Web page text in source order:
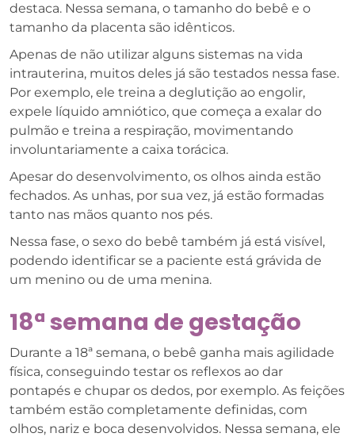
destaca. Nessa semana, o tamanho do bebê e o
tamanho da placenta são idênticos.
Apenas de não utilizar alguns sistemas na vida
intrauterina, muitos deles já são testados nessa fase.
Por exemplo, ele treina a deglutição ao engolir,
expele líquido amniótico, que começa a exalar do
pulmão e treina a respiração, movimentando
involuntariamente a caixa torácica.
Apesar do desenvolvimento, os olhos ainda estão
fechados. As unhas, por sua vez, já estão formadas
tanto nas mãos quanto nos pés.
Nessa fase, o sexo do bebê também já está visível,
podendo identificar se a paciente está grávida de
um menino ou de uma menina.
18ª semana de gestação
Durante a 18ª semana, o bebê ganha mais agilidade
física, conseguindo testar os reflexos ao dar
pontapés e chupar os dedos, por exemplo. As feições
também estão completamente definidas, com
olhos, nariz e boca desenvolvidos. Nessa semana, ele